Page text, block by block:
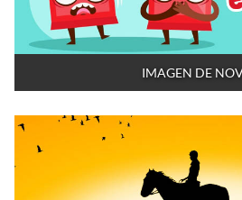
IMAGEN DE